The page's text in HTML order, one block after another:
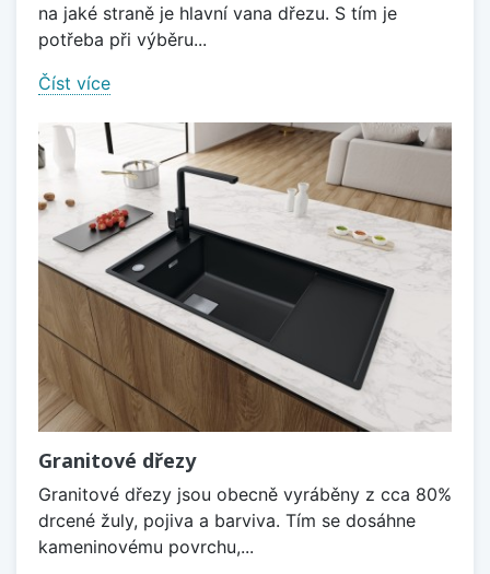
na jaké straně je hlavní vana dřezu. S tím je
potřeba při výběru...
Číst více
Granitové dřezy
Granitové dřezy jsou obecně vyráběny z cca 80%
drcené žuly, pojiva a barviva. Tím se dosáhne
kameninovému povrchu,...